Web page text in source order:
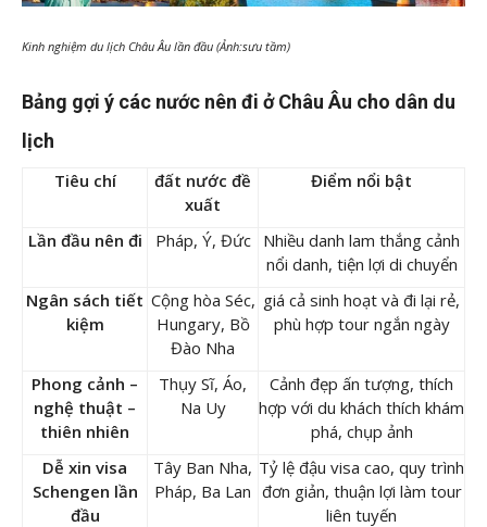
Kinh nghiệm du lịch Châu Âu lần đầu (Ảnh:sưu tầm)
Bảng gợi ý các nước nên đi ở Châu Âu cho dân du
lịch
Tiêu chí
đất nước đề
xuất
Điểm nổi bật
Lần đầu nên đi Pháp, Ý, Đức
Nhiều danh lam thắng cảnh
nổi danh, tiện lợi di chuyển
Ngân sách tiết
kiệm
Cộng hòa Séc,
Hungary, Bồ
Đào Nha
giá cả sinh hoạt và đi lại rẻ,
phù hợp tour ngắn ngày
Phong cảnh –
nghệ thuật –
thiên nhiên
Thụy Sĩ, Áo,
Na Uy
Cảnh đẹp ấn tượng, thích
hợp với du khách thích khám
phá, chụp ảnh
Dễ xin visa
Schengen lần
đầu
Tây Ban Nha,
Pháp, Ba Lan
Tỷ lệ đậu visa cao, quy trình
đơn giản, thuận lợi làm tour
liên tuyến